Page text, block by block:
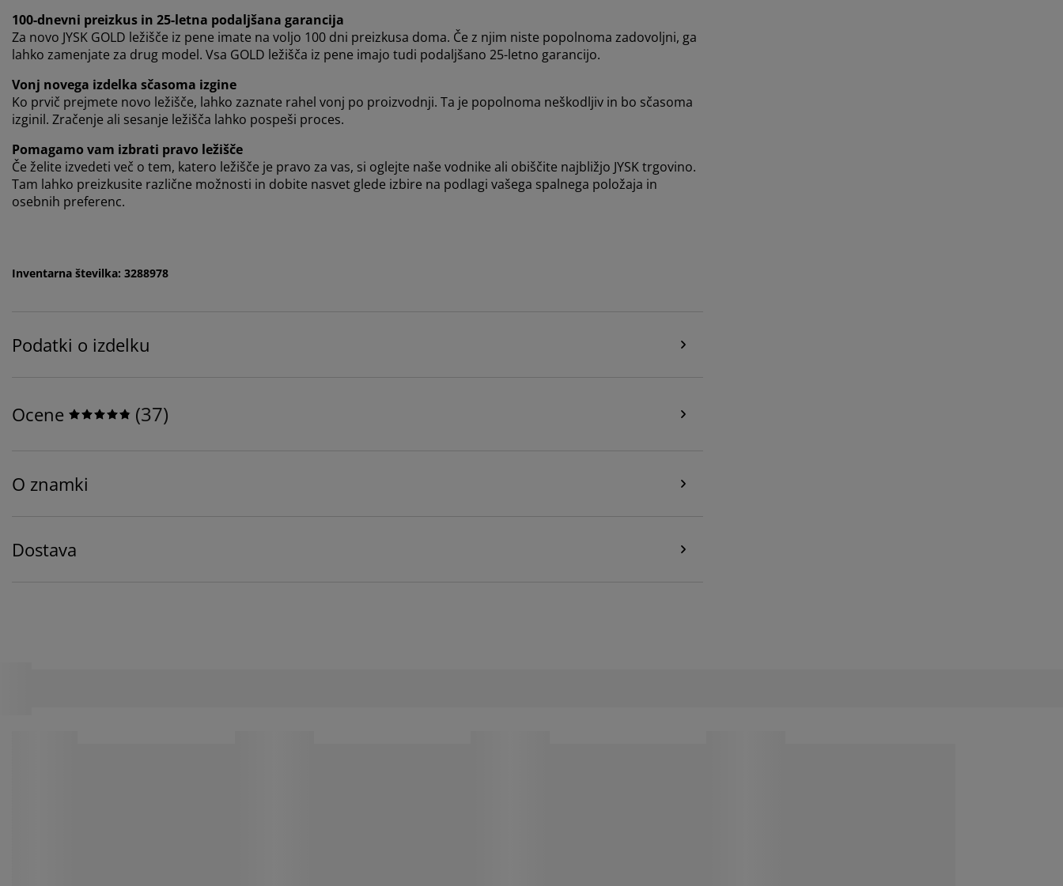
100-dnevni preizkus in 25-letna podaljšana garancija
Za novo JYSK GOLD ležišče iz pene imate na voljo 100 dni preizkusa doma. Če z njim niste popolnoma zadovoljni, ga
lahko zamenjate za drug model. Vsa GOLD ležišča iz pene imajo tudi podaljšano 25-letno garancijo.
Vonj novega izdelka sčasoma izgine
Ko prvič prejmete novo ležišče, lahko zaznate rahel vonj po proizvodnji. Ta je popolnoma neškodljiv in bo sčasoma
izginil. Zračenje ali sesanje ležišča lahko pospeši proces.
Pomagamo vam izbrati pravo ležišče
Če želite izvedeti več o tem, katero ležišče je pravo za vas, si oglejte naše vodnike ali obiščite najbližjo JYSK trgovino.
Tam lahko preizkusite različne možnosti in dobite nasvet glede izbire na podlagi vašega spalnega položaja in
osebnih preferenc.
Inventarna številka: 3288978
Podatki o izdelku
Ocene (37)
O znamki
Dostava